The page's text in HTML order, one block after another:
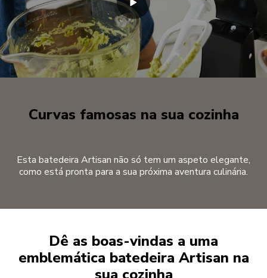
Curvas famosas na sua cozinha
Esta batedeira Artisan não só tem um aspeto elegante,
como está pronta para a sua próxima aventura culinária.
Dê as boas-vindas a uma
emblemática batedeira Artisan na